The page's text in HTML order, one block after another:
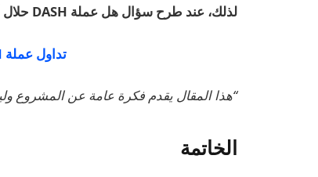
لذلك، عند طرح سؤال هل عملة DASH حلال أم حرام؟ عملة DASH حلال.
تداول عملة DASH الآن على منصة MEXC!
“هذا المقال يقدم فكرة عامة عن المشروع
الخاتمة